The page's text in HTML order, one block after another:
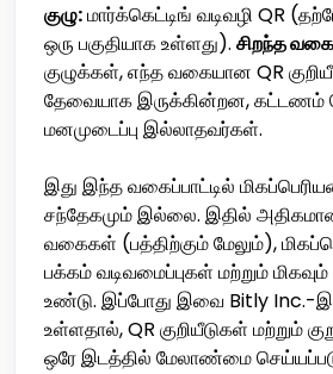
குழு:மார்க்கெட்டிங் வடிவழி QR
ஒரு பகுதியாக உள்ளது). சிறந்த
குழுக்கள், எந்த வகையான QR
தேவையாக இருக்கின்றன, கட்டணம்
மனமுடைப்பு இல்லாதவர்கள்.
இது இந்த வகைப்பாட்டில்
சந்தேகமும் இல்லை. இதில் அதிகமான
வகைகள் (பத்திற்கும் மேலும்),
பக்கம் வடிவமைப்புகள் மற்றும் மிகவும்
உண்டு. இப்போது இவை Bitly Inc.-
உள்ளதால், QR குறியீடுகள் மற்றும்
ஒரே இடத்தில் மேலாண்மை